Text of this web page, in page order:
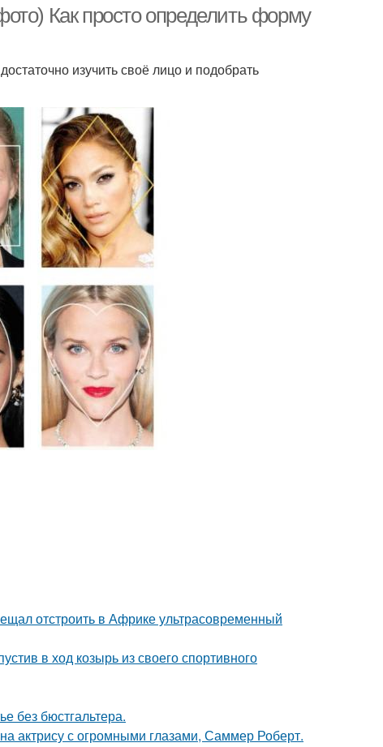
Как просто определить форму
изучить своё лицо и подобрать
отстроить в Африке ультрасовременный
в ход козырь из своего спортивного
без бюстгальтера.
актрису с огромными глазами, Саммер Роберт.